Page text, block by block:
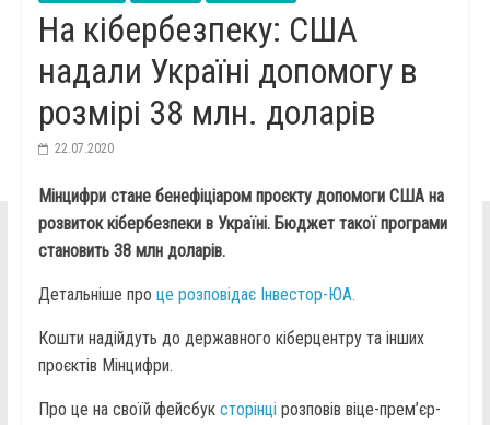
На кібербезпеку: США
надали Україні допомогу в
розмірі 38 млн. доларів
22.07.2020
Мінцифри стане бенефіціаром проєкту допомоги США на
розвиток кібербезпеки в Україні. Бюджет такої програми
становить 38 млн доларів.
Детальніше про це розповідає Інвестор-ЮА.
Кошти надійдуть до державного кіберцентру та інших
проєктів Мінцифри.
Про це на своїй фейсбук сторінцірозповів віце-прем’єр-